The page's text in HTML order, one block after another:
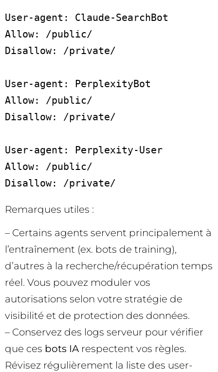
User-agent: Claude-SearchBot
Allow: /public/
Disallow: /private/
User-agent: PerplexityBot
Allow: /public/
Disallow: /private/
User-agent: Perplexity-User
Allow: /public/
Disallow: /private/
Remarques utiles :
– Certains agents servent principalement à
l’entraînement (ex. bots de training),
d’autres à la recherche/récupération temps
réel. Vous pouvez moduler vos
autorisations selon votre stratégie de
visibilité et de protection des données.
– Conservez des logs serveur pour vérifier
que ces bots IArespectent vos règles.
Révisez régulièrement la liste des user-